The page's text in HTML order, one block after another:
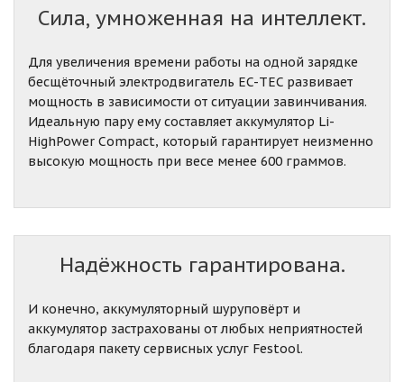
Сила, умноженная на интеллект.
Для увеличения времени работы на одной зарядке
бесщёточный электродвигатель EC-TEC развивает
мощность в зависимости от ситуации завинчивания.
Идеальную пару ему составляет аккумулятор Li-
HighPower Compact, который гарантирует неизменно
высокую мощность при весе менее 600 граммов.
Надёжность гарантирована.
И конечно, аккумуляторный шуруповёрт и
аккумулятор застрахованы от любых неприятностей
благодаря пакету сервисных услуг Festool.